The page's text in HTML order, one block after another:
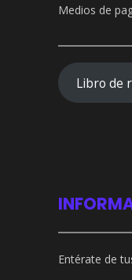
Medios de
Libro de
Entérate de